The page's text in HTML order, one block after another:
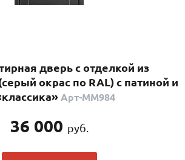
(29)
дверь с отделкой из
окрас по RAL) с патиной и
Арт-ММ984
36 000 руб.